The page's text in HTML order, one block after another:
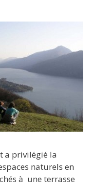
a privilégié la
naturels en
à une terrasse